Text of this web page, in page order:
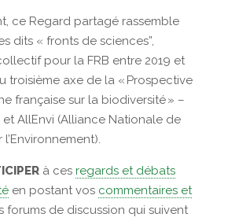
ce Regard partagé rassemble
dits « fronts de sciences”,
pour la FRB entre 2019 et
troisième axe de la « Prospective
française sur la biodiversité » –
AllEnvi (Alliance Nationale de
à ces regards et débats
en postant vos commentaires et
forums de discussion qui suivent